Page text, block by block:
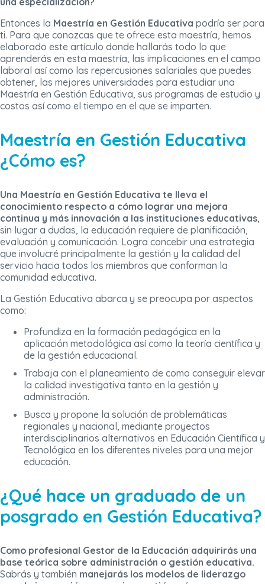
Entonces la Maestría en Gestión Educativa podría ser para
ti. Para que conozcas que te ofrece esta maestría, hemos
elaborado este artículo donde hallarás todo lo que
aprenderás en esta maestría, las implicaciones en el campo
laboral así como las repercusiones salariales que puedes
obtener, las mejores universidades para estudiar una
Maestría en Gestión Educativa, sus programas de estudio y
costos así como el tiempo en el que se imparten.
Maestría en Gestión Educativa
¿Cómo es?
Una Maestría en Gestión Educativa te lleva el
conocimiento respecto a cómo lograr una mejora
continua y más innovación a las instituciones educativas,
sin lugar a dudas, la educación requiere de planificación,
evaluación y comunicación. Logra concebir una estrategia
que involucré principalmente la gestión y la calidad del
servicio hacia todos los miembros que conforman la
comunidad educativa.
La Gestión Educativa abarca y se preocupa por aspectos
como:
Profundiza en la formación pedagógica en la
aplicación metodológica así como la teoría científica y
de la gestión educacional.
Trabaja con el planeamiento de como conseguir elevar
la calidad investigativa tanto en la gestión y
administración.
Busca y propone la solución de problemáticas
regionales y nacional, mediante proyectos
interdisciplinarios alternativos en Educación Científica y
Tecnológica en los diferentes niveles para una mejor
educación.
¿Qué hace un graduado de un
posgrado en Gestión Educativa?
Como profesional Gestor de la Educación adquirirás una
base teórica sobre administración o gestión educativa.
Sabrás y también manejarás los modelos de liderazgo